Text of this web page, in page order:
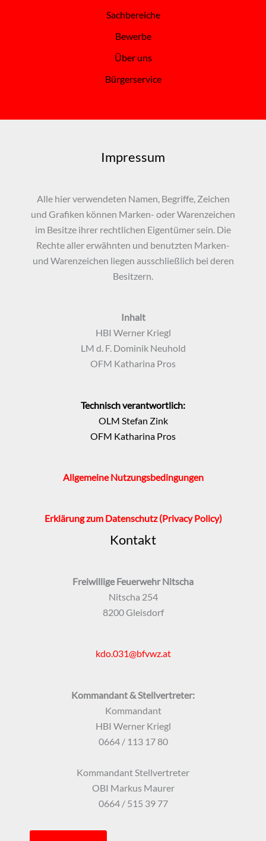
Sachbereiche
Bewerbe
Über uns
Bürgerservice
Impressum
Alle hier verwendeten Namen, Begriffe, Zeichen
und Grafiken können Marken- oder Warenzeichen
im Besitze ihrer rechtlichen Eigentümer sein. Die
Rechte aller erwähnten und benutzten Marken-
und Warenzeichen liegen ausschließlich bei deren
Besitzern.
Inhalt
HBI Werner Kriegl
LM d. F. Dominik Neuhold
OFM Katharina Pros
Technisch verantwortlich:
OLM Stefan Zink
OFM Katharina Pros
Allgemeine Nutzungsbedingungen
Erklärung zum Datenschutz(Privacy Policy)
Kontakt
Freiwillige Feuerwehr Nitscha
Nitscha 254
8200 Gleisdorf
kdo.031@bfvwz.at
Kommandant & Stellvertreter:
Kommandant
HBI Werner Kriegl
0664 / 113 17 80
Kommandant Stellvertreter
OBI Markus Maurer
0664 / 515 39 77